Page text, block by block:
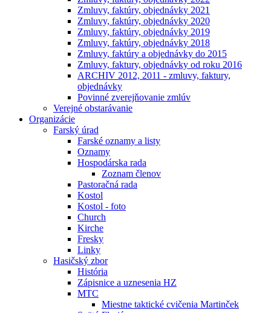
Zmluvy, faktúry, objednávky 2021
Zmluvy, faktúry, objednávky 2020
Zmluvy, faktúry, objednávky 2019
Zmluvy, faktúry, objednávky 2018
Zmluvy, faktúry a objednávky do 2015
Zmluvy, faktury, objednávky od roku 2016
ARCHIV 2012, 2011 - zmluvy, faktury,
objednávky
Povinné zverejňovanie zmlúv
Verejné obstarávanie
Organizácie
Farský úrad
Farské oznamy a listy
Oznamy
Hospodárska rada
Zoznam členov
Pastoračná rada
Kostol
Kostol - foto
Church
Kirche
Fresky
Linky
Hasičský zbor
História
Zápisnice a uznesenia HZ
MTC
Miestne taktické cvičenia Martinček